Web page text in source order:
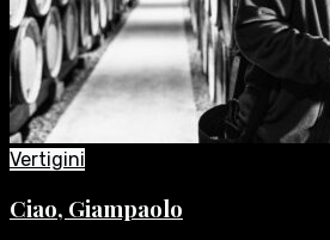
Vertigini
Ciao, Giampaolo